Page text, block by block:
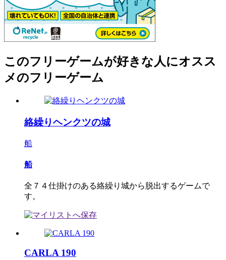
このフリーゲームが好きな人にオスス
メのフリーゲーム
絡繰りヘンクツの城
船
船
全７４仕掛けのある絡繰り城から脱出するゲームで
す。
CARLA 190